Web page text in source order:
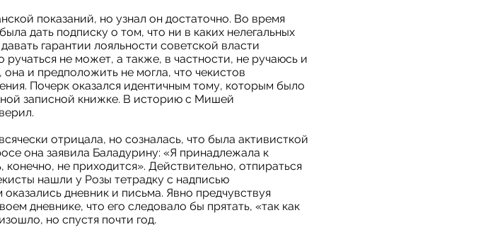
показаний, но узнал он достаточно. Во время
дать подписку о том, что ни в каких нелегальных
гарантии лояльности советской власти
не может, а также, в частности, не ручаюсь и
и предположить не могла, что чекистов
Почерк оказался идентичным тому, которым было
записной книжке. В историю с Мишей
отрицала, но созналась, что была активисткой
она заявила Баладурину: «Я принадлежала к
не приходится». Действительно, отпираться
нашли у Розы тетрадку с надписью
дневник и письма. Явно предчувствуя
дневнике, что его следовало бы прятать, «так как
но спустя почти год.